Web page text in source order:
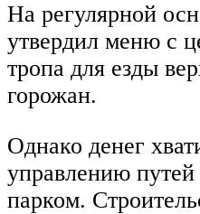
На регулярной
утвердил меню с
тропа для езды
горожан.
Однако денег
управлению
парком.